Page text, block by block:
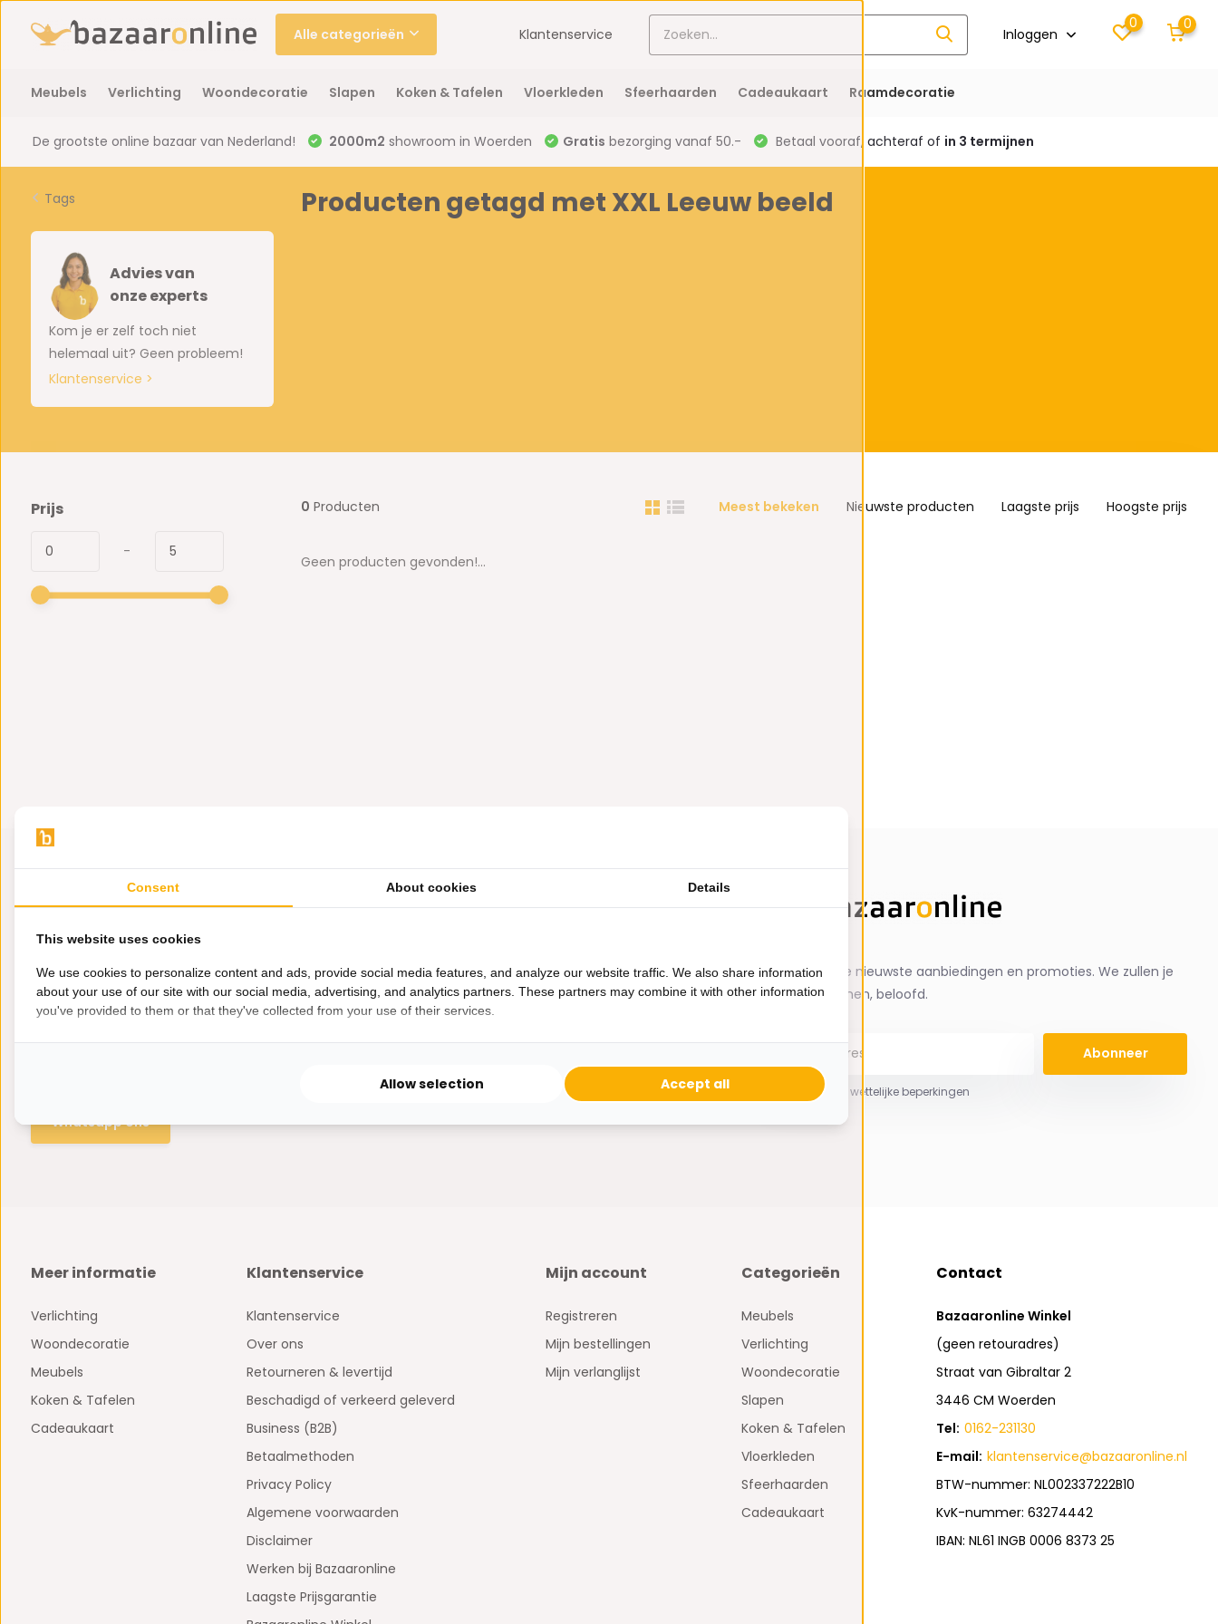
Alle categorieën Klantenservice Inloggen
0 0
Meubels Verlichting Woondecoratie Slapen Koken & Tafelen Vloerkleden Sfeerhaarden Cadeaukaart Raamdecoratie
De grootste online bazaar van Nederland! 2000m2 showroom in Woerden Gratis bezorging vanaf 50.- Betaal vooraf, achteraf of in 3 termijnen
Tags
Advies van
onze experts
Kom je er zelf toch niet
helemaal uit? Geen probleem!
Klantenservice >
Producten getagd met XXL Leeuw beeld
Prijs
-
0 Producten Meest bekeken Nieuwste producten Laagste prijs Hoogste prijs
Geen producten gevonden!...
Hulp nodig?
Whatsapp ons
Heb je een vraag?
Bereikbaar van ma - vr 10:00 tot 17:00
0162-231130
klantenservice@bazaaronline.nl
Ontvang de nieuwste aanbiedingen en promoties. We zullen je
niet spammen, beloofd.
Abonneer
* Lees hier de wettelijke beperkingen
Meer informatie
Verlichting
Woondecoratie
Meubels
Koken & Tafelen
Cadeaukaart
Klantenservice
Klantenservice
Over ons
Retourneren & levertijd
Beschadigd of verkeerd geleverd
Business (B2B)
Betaalmethoden
Privacy Policy
Algemene voorwaarden
Disclaimer
Werken bij Bazaaronline
Laagste Prijsgarantie
Mijn account
Registreren
Mijn bestellingen
Mijn verlanglijst
Categorieën
Meubels
Verlichting
Woondecoratie
Slapen
Koken & Tafelen
Vloerkleden
Sfeerhaarden
Cadeaukaart
Contact
Bazaaronline Winkel
(geen retouradres)
Straat van Gibraltar 2
3446 CM Woerden
Tel: 0162-231130
E-mail: klantenservice@bazaaronline.nl
BTW-nummer: NL002337222B10
KvK-nummer: 63274442
IBAN: NL61 INGB 0006 8373 25
Consent About cookies Details
This website uses cookies
We use cookies to personalize content and ads, provide social media features, and analyze our website traffic. We also share information
about your use of our site with our social media, advertising, and analytics partners. These partners may combine it with other information
you've provided to them or that they've collected from your use of their services.
Allow selection Accept all